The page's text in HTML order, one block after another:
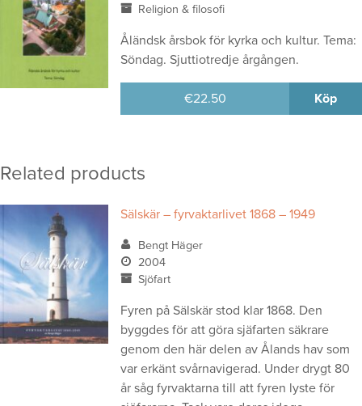
Religion & filosofi
Åländsk årsbok för kyrka och kultur. Tema:
Söndag. Sjuttiotredje årgången.
€22.50 Köp
Related products
Sälskär – fyrvaktarlivet 1868 – 1949
Bengt Häger
2004
Sjöfart
Fyren på Sälskär stod klar 1868. Den
byggdes för att göra sjäfarten säkrare
genom den här delen av Ålands hav som
var erkänt svårnavigerad. Under drygt 80
år såg fyrvaktarna till att fyren lyste för